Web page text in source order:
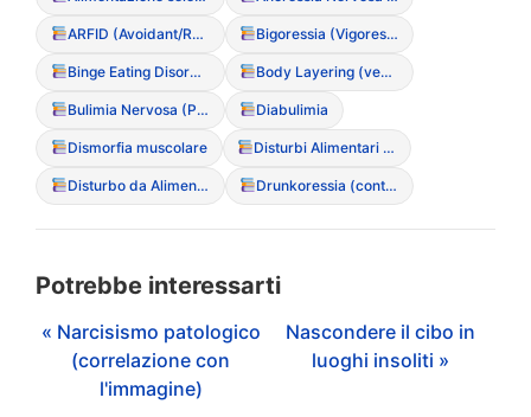
ARFID (Avoidant/Restrictive Food Intake Disorder) Bigoressia (Vigoressia)
Binge Eating Disorder (Disturbo da Alimentazione Incontrollata) Body Layering (vestirsi a strati per nascondere le forme)
Bulimia Nervosa (Purgativa/Non Purgativa) Diabulimia
Dismorfia muscolare Disturbi Alimentari Non Altrimenti Specificati (NAS / EDNOS)
Disturbo da Alimentazione Incontrollata (BED) Drunkoressia (contesto sociale)
Potrebbe interessarti
« Narcisismo patologico
(correlazione con
l'immagine)
Nascondere il cibo in
luoghi insoliti »